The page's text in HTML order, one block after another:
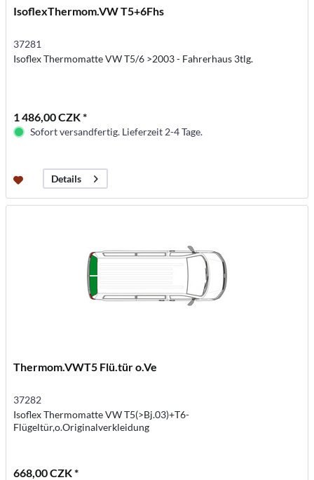
IsoflexThermom.VW T5+6Fhs
37281
Isoflex Thermomatte VW T5/6 >2003 - Fahrerhaus 3tlg.
1 486,00 CZK *
Sofort versandfertig. Lieferzeit 2-4 Tage.
Details
Thermom.VWT5 Flü.tür o.Ve
37282
Isoflex Thermomatte VW T5(>Bj.03)+T6-
Flügeltür,o.Originalverkleidung
668,00 CZK *